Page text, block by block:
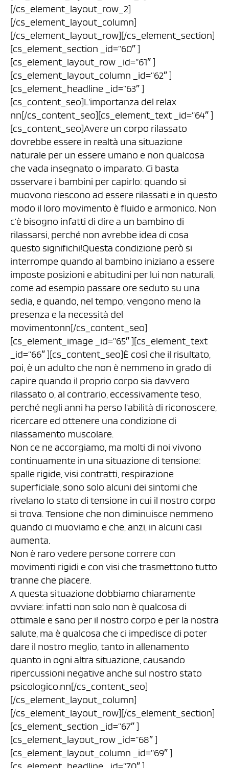
[/cs_element_layout_row_2]
[/cs_element_layout_column]
[/cs_element_layout_row][/cs_element_section]
[cs_element_section _id=”60″ ]
[cs_element_layout_row _id=”61″ ]
[cs_element_layout_column _id=”62″ ]
[cs_element_headline _id=”63″ ]
[cs_content_seo]L’importanza del relax
nn[/cs_content_seo][cs_element_text _id=”64″ ]
[cs_content_seo]Avere un corpo rilassato
dovrebbe essere in realtà una situazione
naturale per un essere umano e non qualcosa
che vada insegnato o imparato. Ci basta
osservare i bambini per capirlo: quando si
muovono riescono ad essere rilassati e in questo
modo il loro movimento è fluido e armonico. Non
c’è bisogno infatti di dire a un bambino di
rilassarsi, perché non avrebbe idea di cosa
questo significhi!Questa condizione però si
interrompe quando al bambino iniziano a essere
imposte posizioni e abitudini per lui non naturali,
come ad esempio passare ore seduto su una
sedia, e quando, nel tempo, vengono meno la
presenza e la necessità del
movimentonn[/cs_content_seo]
[cs_element_image _id=”65″ ][cs_element_text
_id=”66″ ][cs_content_seo]È così che il risultato,
poi, è un adulto che non è nemmeno in grado di
capire quando il proprio corpo sia davvero
rilassato o, al contrario, eccessivamente teso,
perché negli anni ha perso l’abilità di riconoscere,
ricercare ed ottenere una condizione di
rilassamento muscolare.
Non ce ne accorgiamo, ma molti di noi vivono
continuamente in una situazione di tensione:
spalle rigide, visi contratti, respirazione
superficiale, sono solo alcuni dei sintomi che
rivelano lo stato di tensione in cui il nostro corpo
si trova. Tensione che non diminuisce nemmeno
quando ci muoviamo e che, anzi, in alcuni casi
aumenta.
Non è raro vedere persone correre con
movimenti rigidi e con visi che trasmettono tutto
tranne che piacere.
A questa situazione dobbiamo chiaramente
ovviare: infatti non solo non è qualcosa di
ottimale e sano per il nostro corpo e per la nostra
salute, ma è qualcosa che ci impedisce di poter
dare il nostro meglio, tanto in allenamento
quanto in ogni altra situazione, causando
ripercussioni negative anche sul nostro stato
psicologico.nn[/cs_content_seo]
[/cs_element_layout_column]
[/cs_element_layout_row][/cs_element_section]
[cs_element_section _id=”67″ ]
[cs_element_layout_row _id=”68″ ]
[cs_element_layout_column _id=”69″ ]